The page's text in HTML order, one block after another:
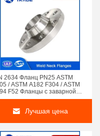
2634 Фланц PN25 ASTM
/ ASTM A182 F304 / ASTM
F52 Фланцы с заварной
с поднятым лицом
Лучшая цена